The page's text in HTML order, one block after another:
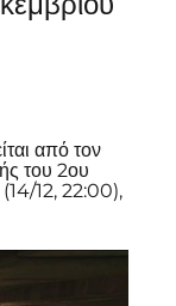
από τον
του 2ου
12, 22:00),